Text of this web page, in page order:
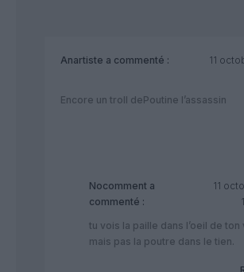
Anartiste a commenté :
11
Encore un troll dePoutine l’assassin
Nocomment a
commenté :
11
tu vois la paille dans l’oeil de ton
mais pas la poutre dans le tien.